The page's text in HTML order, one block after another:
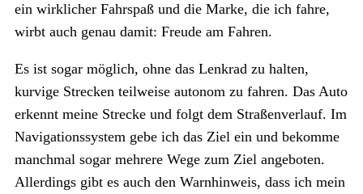
ein wirklicher Fahrspaß und die Marke, die ich fahre,
wirbt auch genau damit: Freude am Fahren.
Es ist sogar möglich, ohne das Lenkrad zu halten,
kurvige Strecken teilweise autonom zu fahren. Das Auto
erkennt meine Strecke und folgt dem Straßenverlauf. Im
Navigationssystem gebe ich das Ziel ein und bekomme
manchmal sogar mehrere Wege zum Ziel angeboten.
Allerdings gibt es auch den Warnhinweis, dass ich mein